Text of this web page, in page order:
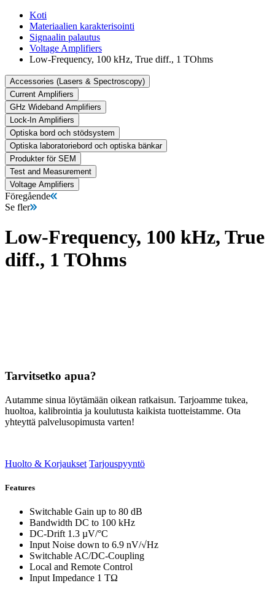
Koti
Materiaalien karakterisointi
Signaalin palautus
Voltage Amplifiers
Low-Frequency, 100 kHz, True diff., 1 TOhms
Accessories (Lasers & Spectroscopy)
Current Amplifiers
GHz Wideband Amplifiers
Lock-In Amplifiers
Optiska bord och stödsystem
Optiska laboratoriebord och optiska bänkar
Produkter för SEM
Test and Measurement
Voltage Amplifiers
Föregående
Se fler
Low-Frequency, 100 kHz, True
diff., 1 TOhms
Tarvitsetko apua?
Autamme sinua löytämään oikean ratkaisun. Tarjoamme tukea,
huoltoa, kalibrointia ja koulutusta kaikista tuotteistamme. Ota
yhteyttä palvelusopimusta varten!
Huolto & Korjaukset Tarjouspyyntö
Features
Switchable Gain up to 80 dB
Bandwidth DC to 100 kHz
DC-Drift 1.3 µV/°C
Input Noise down to 6.9 nV/√Hz
Switchable AC/DC-Coupling
Local and Remote Control
Input Impedance 1 TΩ